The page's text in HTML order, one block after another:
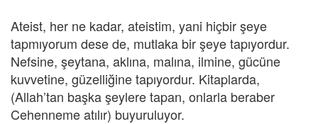
Ateist, her ne kadar, ateistim, yani hiçbir şeye
tapmıyorum dese de, mutlaka bir şeye tapıyordur.
Nefsine, şeytana, aklına, malına, ilmine, gücüne
kuvvetine, güzelliğine tapıyordur. Kitaplarda,
(Allah’tan başka şeylere tapan, onlarla beraber
Cehenneme atılır) buyuruluyor.